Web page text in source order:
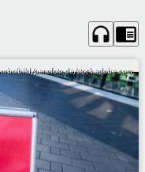
headphones chrome_reader_mode
penofoto.de/stock.adobe.com